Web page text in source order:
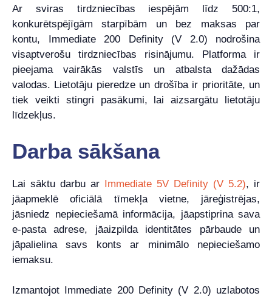
Ar sviras tirdzniecības iespējām līdz 500:1,
konkurētspējīgām starpībām un bez maksas par
kontu, Immediate 200 Definity (V 2.0) nodrošina
visaptverošu tirdzniecības risinājumu. Platforma ir
pieejama vairākās valstīs un atbalsta dažādas
valodas. Lietotāju pieredze un drošība ir prioritāte, un
tiek veikti stingri pasākumi, lai aizsargātu lietotāju
līdzekļus.
Darba sākšana
Lai sāktu darbu ar Immediate 5V Definity (V 5.2), ir
jāapmeklē oficiālā tīmekļa vietne, jāreģistrējas,
jāsniedz nepieciešamā informācija, jāapstiprina sava
e-pasta adrese, jāaizpilda identitātes pārbaude un
jāpalielina savs konts ar minimālo nepieciešamo
iemaksu.
Izmantojot Immediate 200 Definity (V 2.0) uzlabotos